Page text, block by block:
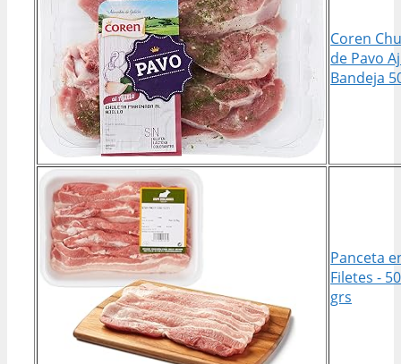
Coren
de Pavo
Bandeja
Panceta
Filetes -
grs